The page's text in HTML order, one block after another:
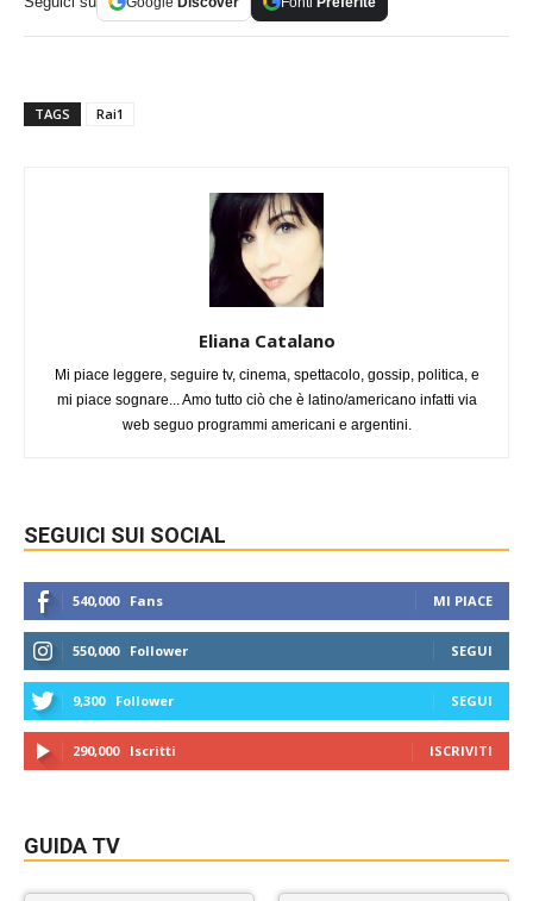
TAGS Rai1
Eliana Catalano
Mi piace leggere, seguire tv, cinema, spettacolo, gossip, politica, e
mi piace sognare... Amo tutto ciò che è latino/americano infatti via
web seguo programmi americani e argentini.
SEGUICI SUI SOCIAL
540,000 Fans MI PIACE
550,000 Follower SEGUI
9,300 Follower SEGUI
290,000 Iscritti ISCRIVITI
GUIDA TV